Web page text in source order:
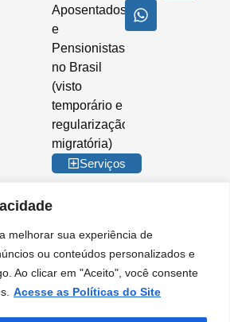
melhorar sua experiência de
ou conteúdos personalizados e
Ao clicar em "Aceito", você consente
Acesse as Políticas do Site
Aposentados
e
Pensionistas
no Brasil
(visto
temporário e
regularização
migratória)
Serviços
BRASIL® é marca registrada no INPI. A
privada de consultoria e assessoria
do Governo Brasileiro e não mantemos
de forma independente, no âmbito do setor